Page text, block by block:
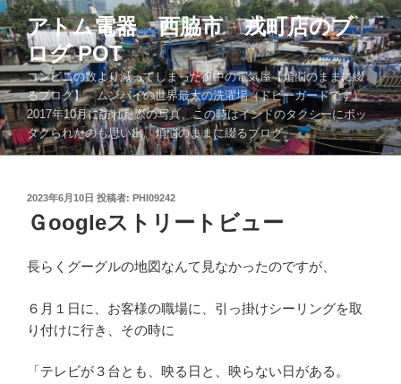
コ
ン
テ
ン
ツ
へ
ス
キ
アトム電器 西脇市 戎町店のブ
ログ POT
コンビニの数より減ってしまった街中の電気屋【煩悩のままに綴
るブログ】 ムンバイの世界最大の洗濯場（ドビーガードです）
2017年10月に訪れた際の写真。この時はインドのタクシーにボッ
タクられたのも思い出。煩悩のままに綴るブログ。。。
投
稿
日:
2023年6月10日 投稿者: PHI09242
Ｇoogleストリートビュー
長らくグーグルの地図なんて見なかったのですが、
６月１日に、お客様の職場に、引っ掛けシーリングを取
り付けに行き、その時に
「テレビが３台とも、映る日と、映らない日がある。